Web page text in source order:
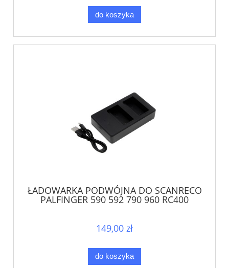
do koszyka
ŁADOWARKA PODWÓJNA DO SCANRECO
PALFINGER 590 592 790 960 RC400
149,00 zł
do koszyka